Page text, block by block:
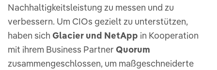
Nachhaltigkeitsleistung zu messen und zu
verbessern. Um CIOs gezielt zu unterstützen,
haben sich Glacier und NetApp in Kooperation
mit ihrem Business Partner Quorum
zusammengeschlossen, um maßgeschneiderte